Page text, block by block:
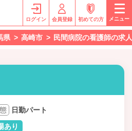
ログイン 会員登録 初めての方 メニュー
県 高崎市 民間病院の看護師の求人
日勤パート
あり